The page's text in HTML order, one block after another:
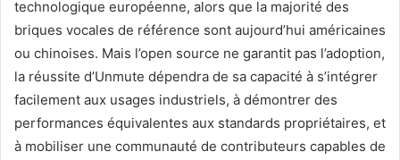
technologique européenne, alors que la majorité des
briques vocales de référence sont aujourd’hui américaines
ou chinoises. Mais l’open source ne garantit pas l’adoption,
la réussite d’Unmute dépendra de sa capacité à s’intégrer
facilement aux usages industriels, à démontrer des
performances équivalentes aux standards propriétaires, et
à mobiliser une communauté de contributeurs capables de